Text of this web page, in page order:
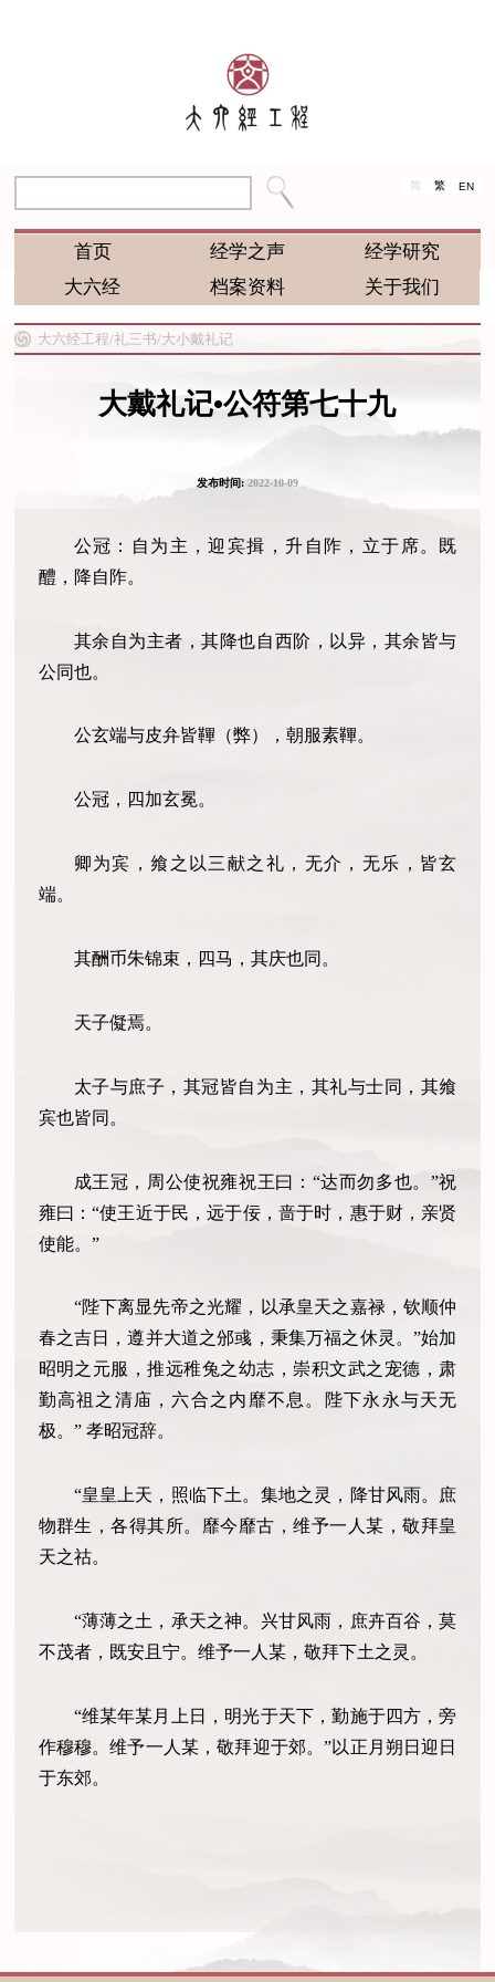
简 繁 EN
首页 经学之声
经学研究
大六经
档案资料 关于我们
大六经工程/礼三书/大小戴礼记
大戴礼记•公符第七十九
发布时间:2022-10-09
公冠：自为主，迎宾揖，升自阼，立于席。既
醴，降自阼。
其余自为主者，其降也自西阶，以异，其余皆与
公同也。
公玄端与皮弁皆鞸（弊），朝服素鞸。
公冠，四加玄冕。
卿为宾，飨之以三献之礼，无介，无乐，皆玄
端。
其酬币朱锦束，四马，其庆也同。
天子儗焉。
太子与庶子，其冠皆自为主，其礼与士同，其飨
宾也皆同。
成王冠，周公使祝雍祝王曰：“达而勿多也。”祝
雍曰：“使王近于民，远于佞，啬于时，惠于财，亲贤
使能。”
“陛下离显先帝之光耀，以承皇天之嘉禄，钦顺仲
春之吉日，遵并大道之邠彧，秉集万福之休灵。”始加
昭明之元服，推远稚兔之幼志，崇积文武之宠德，肃
勤高祖之清庙，六合之内靡不息。陛下永永与天无
极。” 孝昭冠辞。
“皇皇上天，照临下土。集地之灵，降甘风雨。庶
物群生，各得其所。靡今靡古，维予一人某，敬拜皇
天之祜。
“薄薄之土，承天之神。兴甘风雨，庶卉百谷，莫
不茂者，既安且宁。维予一人某，敬拜下土之灵。
“维某年某月上日，明光于天下，勤施于四方，旁
作穆穆。维予一人某，敬拜迎于郊。”以正月朔日迎日
于东郊。